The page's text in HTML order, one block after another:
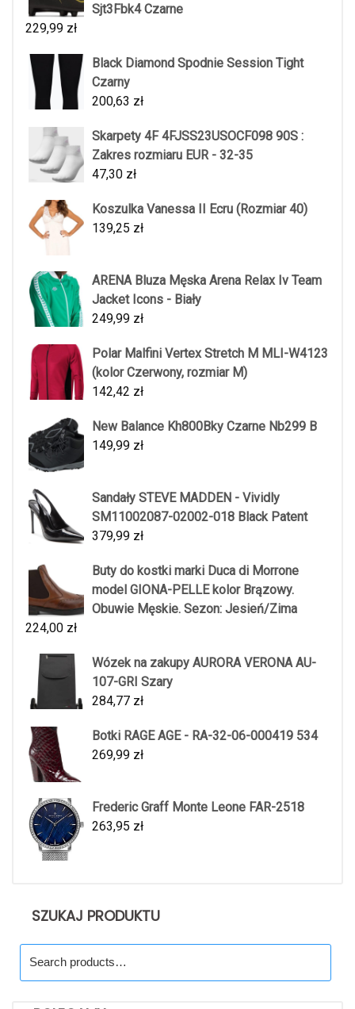
Sjt3Fbk4 Czarne
229,99 zł
Black Diamond Spodnie Session Tight
Czarny
200,63 zł
Skarpety 4F 4FJSS23USOCF098 90S :
Zakres rozmiaru EUR - 32-35
47,30 zł
Koszulka Vanessa II Ecru (Rozmiar 40)
139,25 zł
ARENA Bluza Męska Arena Relax Iv Team
Jacket Icons - Biały
249,99 zł
Polar Malfini Vertex Stretch M MLI-W4123
(kolor Czerwony, rozmiar M)
142,42 zł
New Balance Kh800Bky Czarne Nb299 B
149,99 zł
Sandały STEVE MADDEN - Vividly
SM11002087-02002-018 Black Patent
379,99 zł
Buty do kostki marki Duca di Morrone
model GIONA-PELLE kolor Brązowy.
Obuwie Męskie. Sezon: Jesień/Zima
224,00 zł
Wózek na zakupy AURORA VERONA AU-
107-GRI Szary
284,77 zł
Botki RAGE AGE - RA-32-06-000419 534
269,99 zł
Frederic Graff Monte Leone FAR-2518
263,95 zł
SZUKAJ PRODUKTU
for: